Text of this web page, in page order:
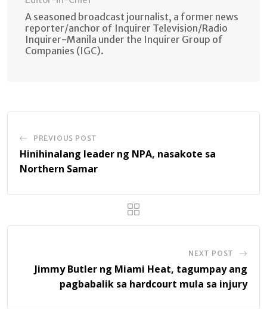
A seasoned broadcast journalist, a former news
reporter/anchor of Inquirer Television/Radio
Inquirer-Manila under the Inquirer Group of
Companies (IGC).
PREVIOUS POST
Hinihinalang leader ng NPA, nasakote sa
Northern Samar
NEXT POST
Jimmy Butler ng Miami Heat, tagumpay ang
pagbabalik sa hardcourt mula sa injury